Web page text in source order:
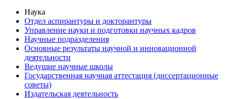
Наука
Отдел аспирантуры и докторантуры
Управление науки и подготовки научных кадров
Научные подразделения
Основные результаты научной и инновационной
деятельности
Ведущие научные школы
Государственная научная аттестация (диссертационные
советы)
Издательская деятельность